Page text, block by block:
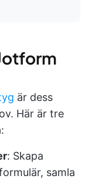
är dess
Här är tre
: Skapa
samla